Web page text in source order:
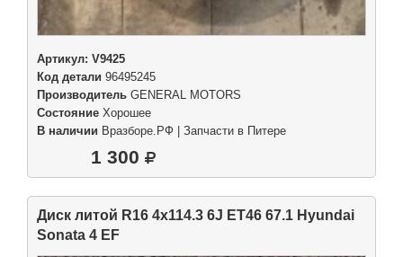
Артикул: V9425
Код детали 96495245
Производитель GENERAL MOTORS
Состояние Хорошее
В наличии Вразборе.РФ | Запчасти в Питере
1 300
Диск литой R16 4x114.3 6J ET46 67.1 Hyundai
Sonata 4 EF